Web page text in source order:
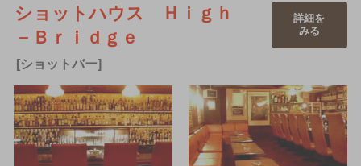
ショットハウス Ｈｉｇｈ
－Ｂｒｉｄｇｅ
[ショットバー]
詳細を
みる